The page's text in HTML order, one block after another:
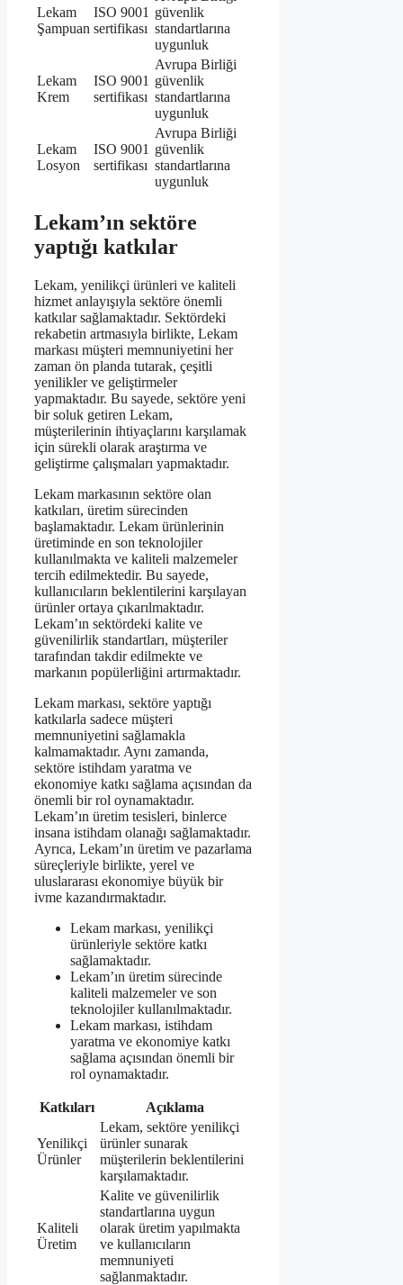
Lekam
Şampuan
ISO 9001
sertifikası
güvenlik
standartlarına
uygunluk
Lekam
Krem
ISO 9001
sertifikası
Avrupa Birliği
güvenlik
standartlarına
uygunluk
Lekam
Losyon
ISO 9001
sertifikası
Avrupa Birliği
güvenlik
standartlarına
uygunluk
Lekam’ın sektöre
yaptığı katkılar
Lekam, yenilikçi ürünleri ve kaliteli
hizmet anlayışıyla sektöre önemli
katkılar sağlamaktadır. Sektördeki
rekabetin artmasıyla birlikte, Lekam
markası müşteri memnuniyetini her
zaman ön planda tutarak, çeşitli
yenilikler ve geliştirmeler
yapmaktadır. Bu sayede, sektöre yeni
bir soluk getiren Lekam,
müşterilerinin ihtiyaçlarını karşılamak
için sürekli olarak araştırma ve
geliştirme çalışmaları yapmaktadır.
Lekam markasının sektöre olan
katkıları, üretim sürecinden
başlamaktadır. Lekam ürünlerinin
üretiminde en son teknolojiler
kullanılmakta ve kaliteli malzemeler
tercih edilmektedir. Bu sayede,
kullanıcıların beklentilerini karşılayan
ürünler ortaya çıkarılmaktadır.
Lekam’ın sektördeki kalite ve
güvenilirlik standartları, müşteriler
tarafından takdir edilmekte ve
markanın popülerliğini artırmaktadır.
Lekam markası, sektöre yaptığı
katkılarla sadece müşteri
memnuniyetini sağlamakla
kalmamaktadır. Aynı zamanda,
sektöre istihdam yaratma ve
ekonomiye katkı sağlama açısından da
önemli bir rol oynamaktadır.
Lekam’ın üretim tesisleri, binlerce
insana istihdam olanağı sağlamaktadır.
Ayrıca, Lekam’ın üretim ve pazarlama
süreçleriyle birlikte, yerel ve
uluslararası ekonomiye büyük bir
ivme kazandırmaktadır.
Lekam markası, yenilikçi
ürünleriyle sektöre katkı
sağlamaktadır.
Lekam’ın üretim sürecinde
kaliteli malzemeler ve son
teknolojiler kullanılmaktadır.
Lekam markası, istihdam
yaratma ve ekonomiye katkı
sağlama açısından önemli bir
rol oynamaktadır.
Katkıları Açıklama
Yenilikçi
Ürünler
Lekam, sektöre yenilikçi
ürünler sunarak
müşterilerin beklentilerini
karşılamaktadır.
Kaliteli
Üretim
Kalite ve güvenilirlik
standartlarına uygun
olarak üretim yapılmakta
ve kullanıcıların
memnuniyeti
sağlanmaktadır.